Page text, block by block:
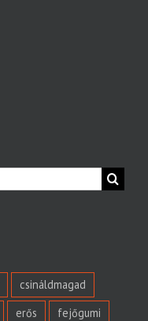
csináldmagad
erős
fejőgumi